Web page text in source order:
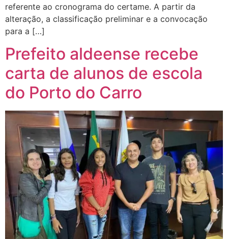
referente ao cronograma do certame. A partir da
alteração, a classificação preliminar e a convocação
para a […]
Prefeito aldeense recebe
carta de alunos de escola
do Porto do Carro